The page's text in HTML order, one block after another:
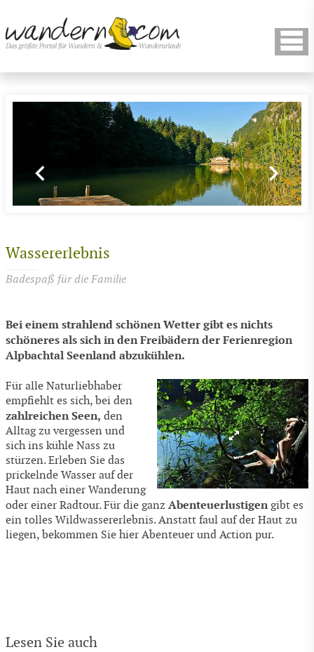
Wassererlebnis
Badespaß für die Familie
Bei einem strahlend schönen Wetter gibt es nichts
schöneres als sich in den Freibädern der Ferienregion
Alpbachtal Seenland abzukühlen.
Für alle Naturliebhaber
empfiehlt es sich, bei den
zahlreichen Seen, den
Alltag zu vergessen und
sich ins kühle Nass zu
stürzen. Erleben Sie das
prickelnde Wasser auf der
Haut nach einer Wanderung
oder einer Radtour. Für die ganz Abenteuerlustigen gibt es
ein tolles Wildwassererlebnis. Anstatt faul auf der Haut zu
liegen, bekommen Sie hier Abenteuer und Action pur.
Lesen Sie auch